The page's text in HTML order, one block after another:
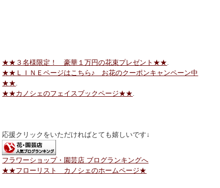
★★３名様限定！ 豪華１万円の花束プレゼント★★
★★ＬＩＮＥページはこちら♪ お花のクーポンキャンペーン中
★★
★★カノシェのフェイスブックページ★★
応援クリックをいただければとても嬉しいです↓
フラワーショップ・園芸店 ブログランキングへ
★★フローリスト カノシェのホームページ★